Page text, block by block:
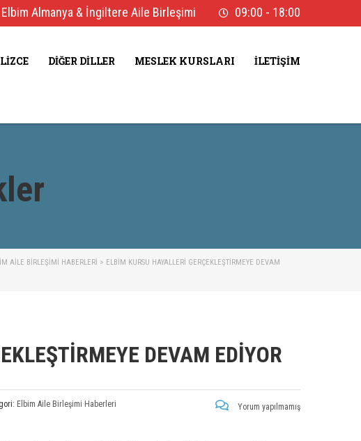
09:00 - 18:00
Elbim Almanya & İngiltere Aile Birleşimi
DIĞER DILLER MESLEK KURSLARI İLETIŞIM
AILE BIRLEŞIMI HABERLERI > ELBIM KURSU HAYALLERI GERÇEKLEŞTIRMEYE DEVAM
DEVAM EDIYOR
Elbim Aile Birleşimi Haberleri Yorum yapılmamış